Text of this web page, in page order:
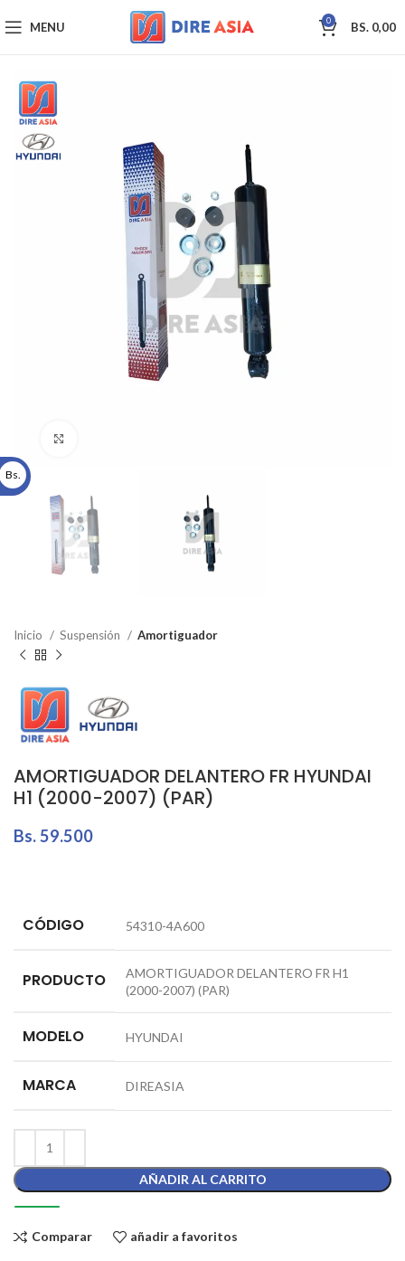
MENU 0 BS. 0,00
Inicio Suspensión Amortiguador
AMORTIGUADOR DELANTERO FR HYUNDAI
H1 (2000-2007) (PAR)
Bs.59.500
CÓDIGO 54310-4A600
PRODUCTO
AMORTIGUADOR DELANTERO FR H1
(2000-2007) (PAR)
MODELO HYUNDAI
MARCA DIREASIA
AÑADIR AL CARRITO
Comparar añadir a favoritos
Bs.